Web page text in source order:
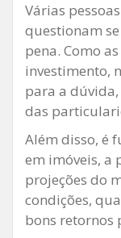
Várias
questionam
pena. Como
investimento,
para a
das
Além disso, é
em imóveis, a
projeções do
condições,
bons retornos